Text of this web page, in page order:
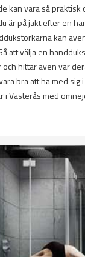
kan vara så
är på jakt efter en
kan
att välja en
hittar även var
bra att ha med
i Västerås med